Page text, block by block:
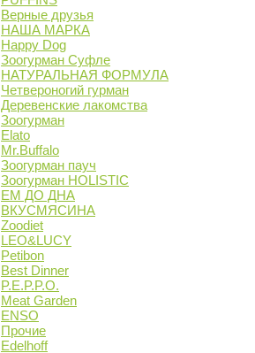
Верные друзья
НАША МАРКА
Happy Dog
Зоогурман Суфле
НАТУРАЛЬНАЯ ФОРМУЛА
Четвероногий гурман
Деревенские лакомства
Зоогурман
Elato
Mr.Buffalo
Зоогурман пауч
Зоогурман HOLISTIC
ЕМ ДО ДНА
ВКУСМЯСИНА
Zoodiet
LEO&LUCY
Petibon
Best Dinner
P.E.P.P.O.
Meat Garden
ENSO
Прочие
Edelhoff